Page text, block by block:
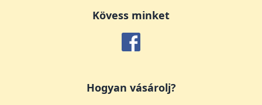
Kövess minket
Hogyan vásárolj?